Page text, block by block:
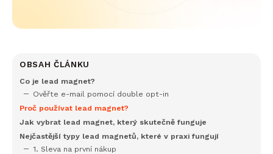
OBSAH ČLÁNKU
Co je lead magnet?
Ověřte e-mail pomocí double opt-in
Proč používat lead magnet?
Jak vybrat lead magnet, který skutečně funguje
Nejčastější typy lead magnetů, které v praxi fungují
1. Sleva na první nákup